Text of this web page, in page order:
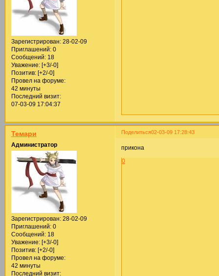
Зарегистрирован: 28-02-09
Приглашений:0
Сообщений:18
Уважение: [+3/-0]
Позитив: [+2/-0]
Провел на форуме:
42 минуты
Последний визит:
07-03-09 17:04:37
Поделиться02-03-09 17:28:43
Темари
Администратор
Зарегистрирован: 28-02-09
Приглашений:0
Сообщений:18
Уважение: [+3/-0]
Позитив: [+2/-0]
Провел на форуме:
42 минуты
Последний визит:
прикона
0